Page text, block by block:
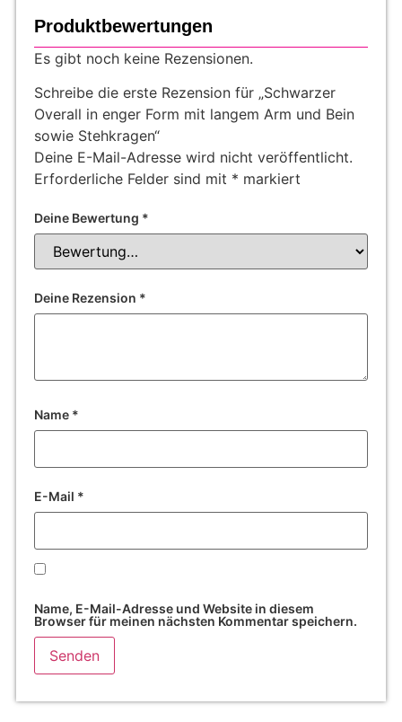
Produktbewertungen
Es gibt noch keine Rezensionen.
Schreibe die erste Rezension für „Schwarzer
Overall in enger Form mit langem Arm und Bein
sowie Stehkragen“
Deine E-Mail-Adresse wird nicht veröffentlicht.
Erforderliche Felder sind mit * markiert
Deine Bewertung *
Deine Rezension *
Name *
E-Mail *
Name, E-Mail-Adresse und Website in diesem
Browser für meinen nächsten Kommentar speichern.